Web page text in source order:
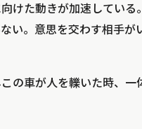
けた動きが加速してい
い。意思を交わす相手が
の車が人を轢いた時、